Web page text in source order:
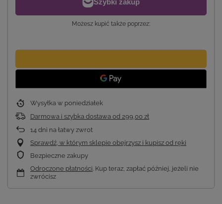
Możesz kupić także poprzez:
Wysyłka w poniedziałek
Darmowa i szybka dostawa od 299,00 zł
14 dni na łatwy zwrot
Sprawdź, w którym sklepie obejrzysz i kupisz od ręki
Bezpieczne zakupy
Odroczone płatności. Kup teraz, zapłać później, jeżeli nie
zwrócisz